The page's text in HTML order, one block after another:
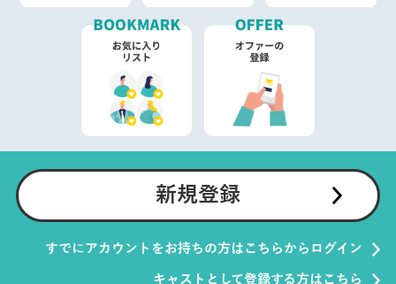
新規登録
すでにアカウントをお持ちの方はこちらからログイン
キャストとして登録する方はこちら